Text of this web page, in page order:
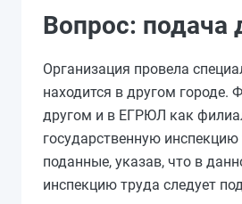
Вопрос: подача
Организация провела
находится в другом городе.
другом и в ЕГРЮЛ как
государственную
поданные, указав, что в
инспекцию труда следует